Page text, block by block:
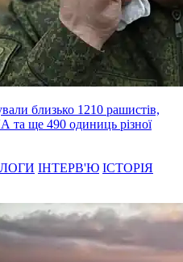
близько 1210 рашистів,
ще 490 одиниць різної
ІНТЕРВ'Ю ІСТОРІЯ